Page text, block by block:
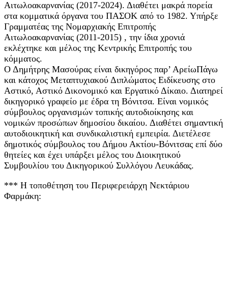
Αιτωλοακαρνανίας (2017-2024). Διαθέτει μακρά πορεία
στα κομματικά όργανα του ΠΑΣΟΚ από το 1982. Υπήρξε
Γραμματέας της Νομαρχιακής Επιτροπής
Αιτωλοακαρνανίας (2011-2015) , την ίδια χρονιά
εκλέχτηκε και μέλος της Κεντρικής Επιτροπής του
κόμματος.
Ο Δημήτρης Μασούρας είναι δικηγόρος παρ’ ΑρείωΠάγω
και κάτοχος Μεταπτυχιακού Διπλώματος Ειδίκευσης στο
Αστικό, Αστικό Δικονομικό και Εργατικό Δίκαιο. Διατηρεί
δικηγορικό γραφείο με έδρα τη Βόνιτσα. Είναι νομικός
σύμβουλος οργανισμών τοπικής αυτοδιοίκησης και
νομικών προσώπων δημοσίου δικαίου. Διαθέτει σημαντική
αυτοδιοικητική και συνδικαλιστική εμπειρία. Διετέλεσε
δημοτικός σύμβουλος του Δήμου Ακτίου-Βόνιτσας επί δύο
θητείες και έχει υπάρξει μέλος του Διοικητικού
Συμβουλίου του Δικηγορικού Συλλόγου Λευκάδας.
*** Η τοποθέτηση του Περιφερειάρχη Νεκτάριου
Φαρμάκη: